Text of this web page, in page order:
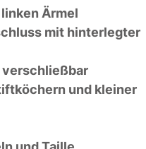
Ärmel
mit hinterlegter
verschließbar
und kleiner